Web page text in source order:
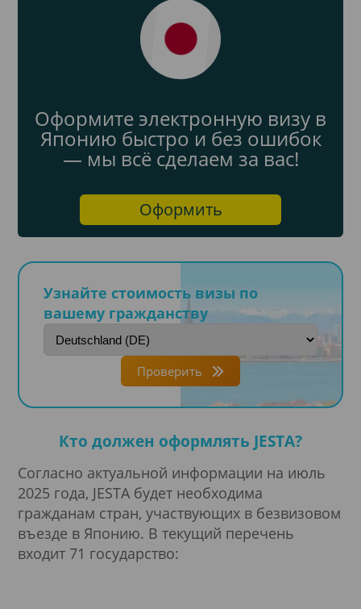
Оформите электронную визу в
Японию быстро и без ошибок
— мы всё сделаем за вас!
Оформить
Узнайте стоимость визы по
вашему гражданству
Проверить
Кто должен оформлять JESTA?
Согласно актуальной информации на июль
2025 года, JESTA будет необходима
гражданам стран, участвующих в безвизовом
въезде в Японию. В текущий перечень
входит 71 государство: